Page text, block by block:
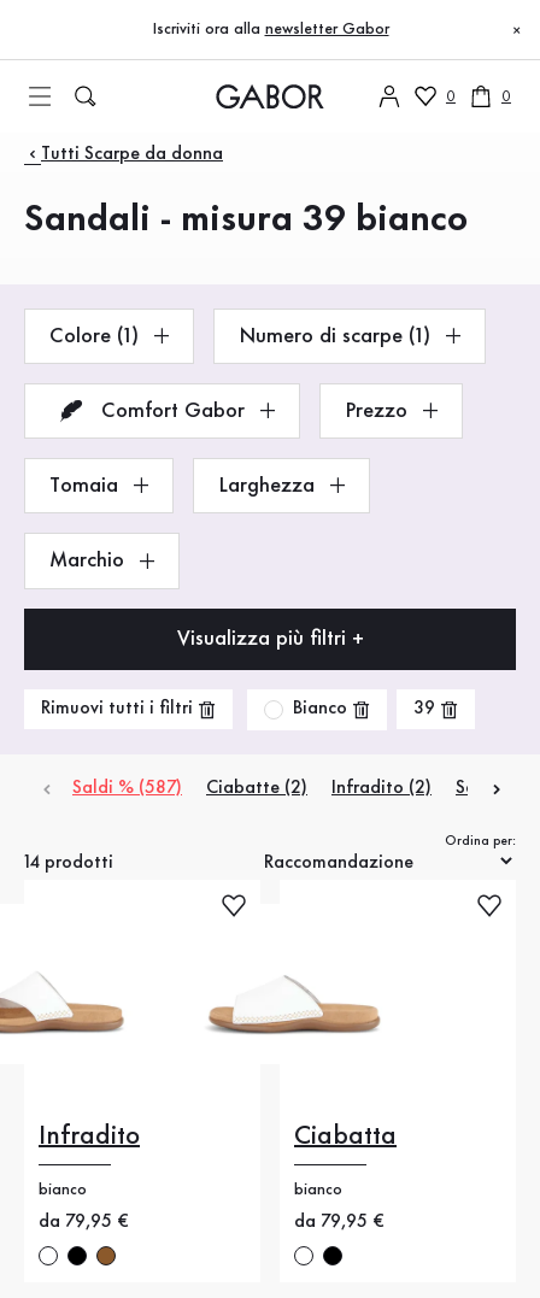
Vai al contenuto principale
Vai alla navigazione principale
Iscriviti ora alla newsletter Gabor ×
0 0
Prodotti
Tutti Scarpe da donna
Sandali - misura 39 bianco
Colore (1) Numero di scarpe (1)
Comfort Gabor Prezzo
Tomaia Larghezza
Marchio
Visualizza più filtri +
Rimuovi tutti i filtri Bianco 39
Saldi % (587) Ciabatte (2) Infradito (2) Sandali
14 prodotti
Ordina per:
Infradito
bianco
Nuovo prezzo
da 79,95 €
Ciabatta
bianco
Nuovo prezzo
da 79,95 €